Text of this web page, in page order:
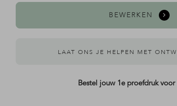
BEWERKEN
LAAT ONS JE HELPEN MET
Bestel jouw 1e proefdruk voor